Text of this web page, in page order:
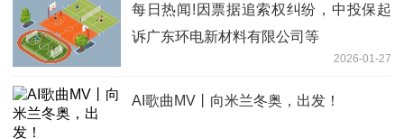
每日热闻!因票据追索权纠纷，中投保起
诉广东环电新材料有限公司等
2026-01-27
AI歌曲MV丨向米兰冬奥，出发！